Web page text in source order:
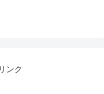
ンク